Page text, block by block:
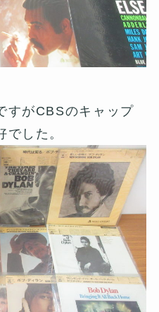
すがCBSのキャップ
した。